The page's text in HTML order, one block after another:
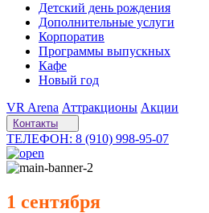
Детский день рождения
Дополнительные услуги
Корпоратив
Программы выпускных
Кафе
Новый год
VR Arena Аттракционы Акции
Контакты
ТЕЛЕФОН: 8 (910) 998-95-07
1 сентября